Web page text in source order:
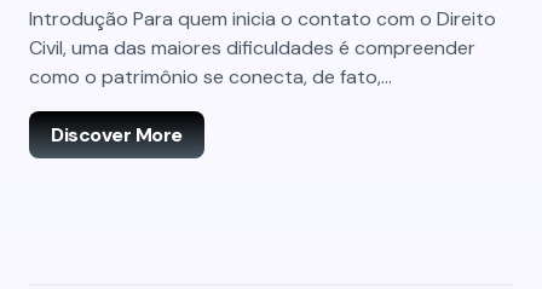
Introdução Para quem inicia o contato com o Direito
Civil, uma das maiores dificuldades é compreender
como o patrimônio se conecta, de fato,…
Discover More